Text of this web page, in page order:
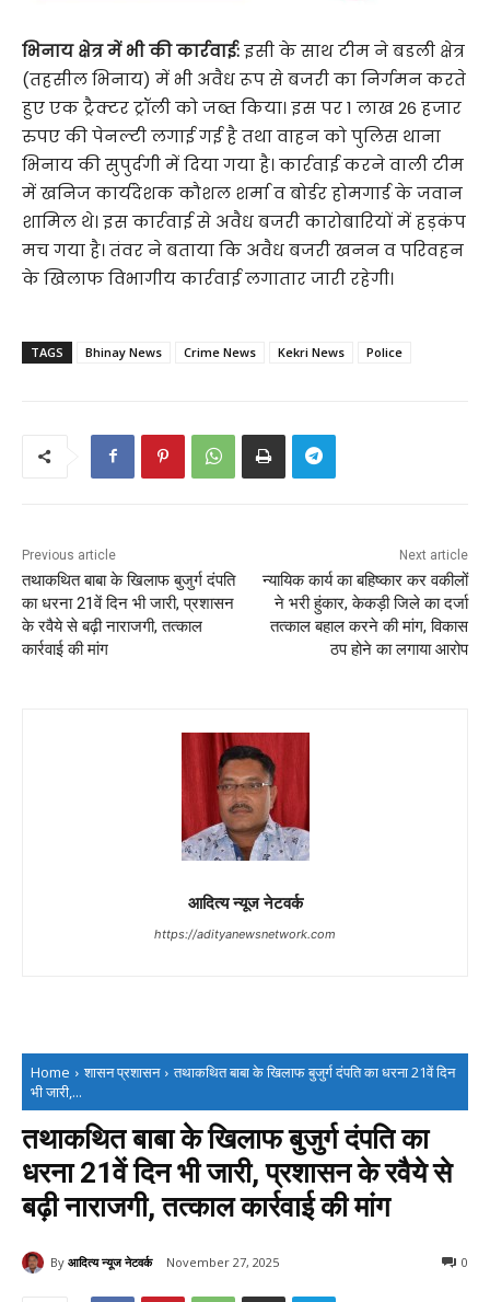
भिनाय क्षेत्र में भी की कार्रवाई:इसी के साथ टीम ने बडली क्षेत्र
(तहसील भिनाय) में भी अवैध रूप से बजरी का निर्गमन करते
हुए एक ट्रैक्टर ट्रॉली को जब्त किया। इस पर 1 लाख 26 हजार
रुपए की पेनल्टी लगाई गई है तथा वाहन को पुलिस थाना
भिनाय की सुपुर्दगी में दिया गया है। कार्रवाई करने वाली टीम
में खनिज कार्यदेशक कौशल शर्मा व बोर्डर होमगार्ड के जवान
शामिल थे। इस कार्रवाई से अवैध बजरी कारोबारियों में हड़कंप
मच गया है। तंवर ने बताया कि अवैध बजरी खनन व परिवहन
के खिलाफ विभागीय कार्रवाई लगातार जारी रहेगी।
TAGS Bhinay News Crime News Kekri News Police
Previous article
तथा​कथित बाबा के खिलाफ बुजुर्ग दंप​ति
का धरना 21वें दिन भी जारी, प्रशासन
के रवैये से बढ़ी नाराजगी, तत्काल
कार्रवाई की मांग
Next article
न्यायिक कार्य का बहिष्कार कर वकीलों
ने भरी हुंकार, केकड़ी जिले का दर्जा
तत्काल बहाल करने की मांग, विकास
ठप होने का लगाया आरोप
आदित्य न्यूज नेटवर्क
https://adityanewsnetwork.com